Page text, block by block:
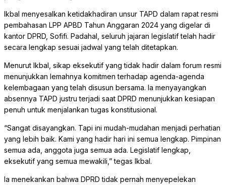
Ikbal menyesalkan ketidakhadiran unsur TAPD dalam rapat resmi
pembahasan LPP APBD Tahun Anggaran 2024 yang digelar di
kantor DPRD, Sofifi. Padahal, seluruh jajaran legislatif telah hadir
secara lengkap sesuai jadwal yang telah ditetapkan.
Menurut Ikbal, sikap eksekutif yang tidak hadir dalam forum resmi
menunjukkan lemahnya komitmen terhadap agenda-agenda
kelembagaan yang telah disusun bersama. Ia menyayangkan
absennya TAPD justru terjadi saat DPRD menunjukkan kesiapan
penuh untuk menjalankan tugas konstitusional.
“Sangat disayangkan. Tapi ini mudah-mudahan menjadi perhatian
yang lebih baik. Kami yang hadir hari ini semua lengkap. Pimpinan
semua ada, anggota juga semua ada. Legislatif lengkap,
eksekutif yang semua mewakili,” tegas Ikbal.
Ia menekankan bahwa DPRD tidak pernah menyepelekan